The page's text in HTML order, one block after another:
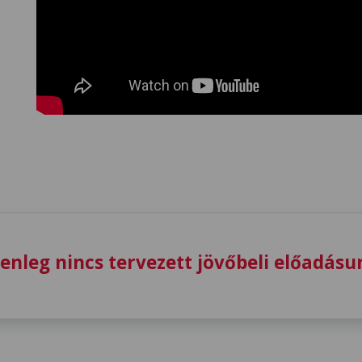
nincs tervezett jövőbeli